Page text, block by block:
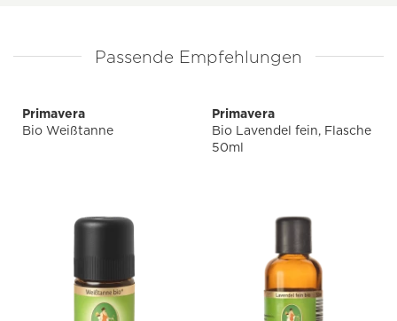
Passende Empfehlungen
Primavera
Bio Weißtanne
Primavera
Bio Lavendel fein, Flasche
50ml